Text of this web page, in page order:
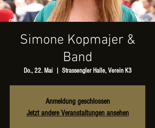
Simone Kopmajer &
Band
Do., 22. Mai
  |
Strassengler Halle, Verein K3
Anmeldung geschlossen
Jetzt andere Veranstaltungen ansehen